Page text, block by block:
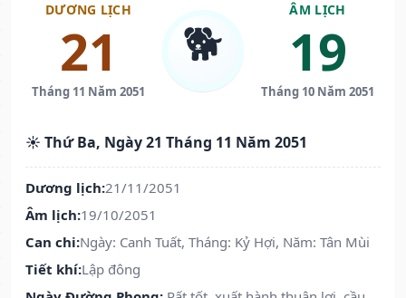
DƯƠNG LỊCH
21
Tháng 11 Năm 2051
🐕
ÂM LỊCH
19
Tháng 10 Năm 2051
☀️ Thứ Ba, Ngày 21 Tháng 11 Năm 2051
Dương lịch:21/11/2051
Âm lịch:19/10/2051
Can chi:Ngày: Canh Tuất, Tháng: Kỷ Hợi, Năm: Tân Mùi
Tiết khí:Lập đông